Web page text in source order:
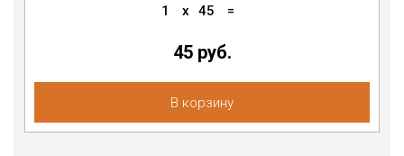
1 x 45 =
45 руб.
В корзину